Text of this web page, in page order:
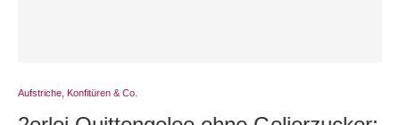
Aufstriche, Konfitüren & Co.